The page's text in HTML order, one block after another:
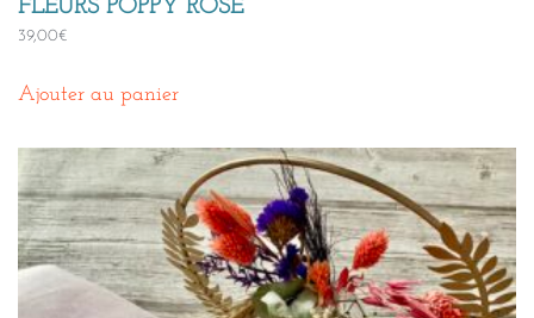
FLEURS POPPY ROSE
39,00€
Ajouter au panier